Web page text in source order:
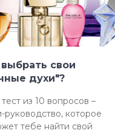
свои
духи"?
из 10 вопросов –
руководство, которое
тебе найти свой